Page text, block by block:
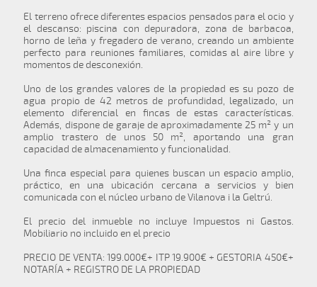
El terreno ofrece diferentes espacios pensados para el ocio y
el descanso: piscina con depuradora, zona de barbacoa,
horno de leña y fregadero de verano, creando un ambiente
perfecto para reuniones familiares, comidas al aire libre y
momentos de desconexión.
Uno de los grandes valores de la propiedad es su pozo de
agua propio de 42 metros de profundidad, legalizado, un
elemento diferencial en fincas de estas características.
Además, dispone de garaje de aproximadamente 25 m² y un
amplio trastero de unos 50 m², aportando una gran
capacidad de almacenamiento y funcionalidad.
Una finca especial para quienes buscan un espacio amplio,
práctico, en una ubicación cercana a servicios y bien
comunicada con el núcleo urbano de Vilanova i la Geltrú.
El precio del inmueble no incluye Impuestos ni Gastos.
Mobiliario no incluido en el precio
PRECIO DE VENTA: 199.000€+ ITP 19.900€ + GESTORIA 450€+
NOTARÍA + REGISTRO DE LA PROPIEDAD